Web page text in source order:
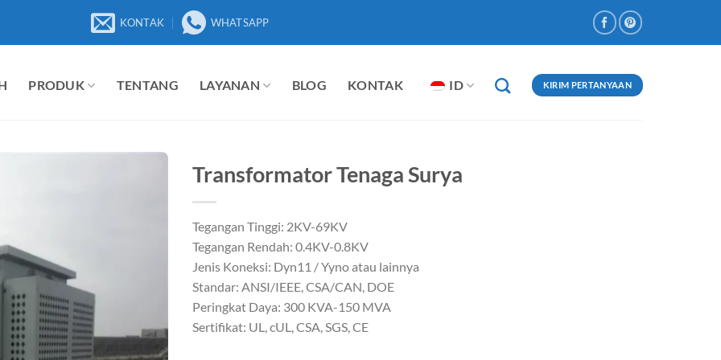
KONTAK WHATSAPP
PRODUK TENTANG LAYANAN BLOG KONTAK ID KIRIM PERTANYAAN
Transformator Tenaga Surya
Tegangan Tinggi: 2KV-69KV
Tegangan Rendah: 0.4KV-0.8KV
Jenis Koneksi: Dyn11 / Yyno atau lainnya
Standar: ANSI/IEEE, CSA/CAN, DOE
Peringkat Daya: 300 KVA-150 MVA
Sertifikat: UL, cUL, CSA, SGS, CE